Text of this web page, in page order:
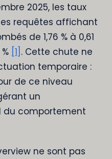
2025, les taux
requêtes affichant
de 1,76 % à 0,61
[1] . Cette chute ne
temporaire :
de ce niveau
un
du comportement
ne sont pas